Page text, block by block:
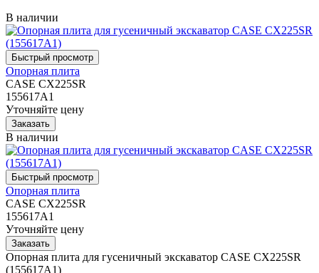
В наличии
Опорная плита
CASE CX225SR
155617A1
Уточняйте цену
В наличии
Опорная плита
CASE CX225SR
155617A1
Уточняйте цену
Опорная плита для гусеничный экскаватор CASE CX225SR
(155617A1)